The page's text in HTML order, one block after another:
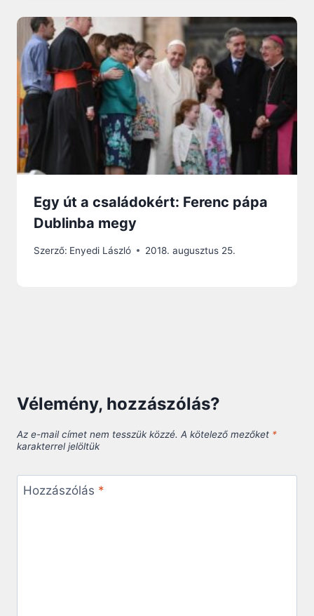
Egy út a családokért: Ferenc pápa
Dublinba megy
Szerző: Enyedi László 2018. augusztus 25.
Vélemény, hozzászólás?
Az e-mail címet nem tesszük közzé. A kötelező mezőket *
karakterrel jelöltük
Hozzászólás *